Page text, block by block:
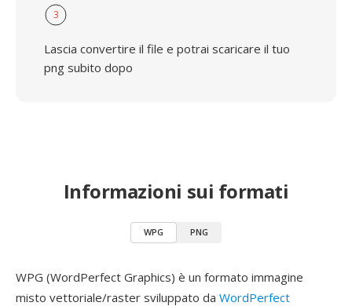
3
Lascia convertire il file e potrai scaricare il tuo
png subito dopo
Informazioni sui formati
WPG PNG
WPG (WordPerfect Graphics) è un formato immagine
misto vettoriale/raster sviluppato da WordPerfect